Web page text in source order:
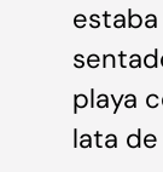
estaba
playa
lata de